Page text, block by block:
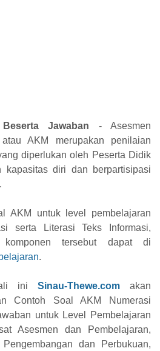
Jawaban - Asesmen
AKM merupakan penilaian
diperlukan oleh Peserta Didik
kapasitas diri dan berpartisipasi
AKM untuk level pembelajaran
serta Literasi Teks Informasi,
tersebut dapat di
.
ini Sinau-Thewe.com akan
Contoh Soal AKM Numerasi
untuk Level Pembelajaran
Asesmen dan Pembelajaran,
dan Perbukuan,